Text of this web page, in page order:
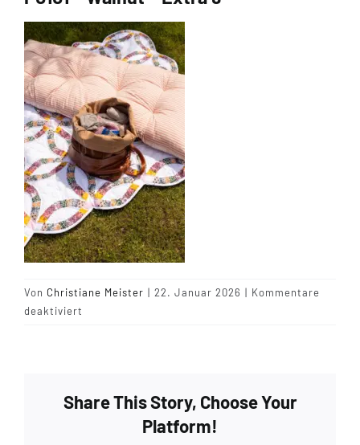
Tipps & Infos
Münster Yarn
Wollfestivals
Kontakt
Von Christiane Meister | 22. Januar 2026 | Kommentare
deaktiviert
Extra
Share This Story, Choose Your
Platform!